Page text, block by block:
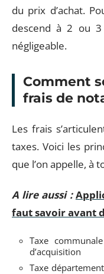
du prix d’achat.
descend à 2 ou
négligeable.
Comment
frais de
Les frais
taxes. Voici les
que l’on appelle, à
A lire aussi :
faut savoir avant
Taxe
d’acquisition
Taxe